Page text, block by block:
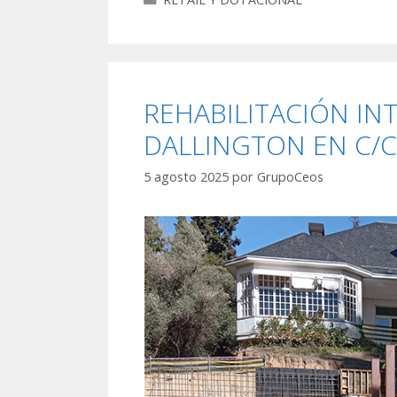
REHABILITACIÓN
DALLINGTON EN C/
5 agosto 2025 por GrupoCeos